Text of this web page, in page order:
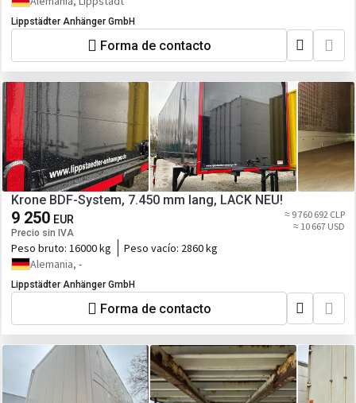
Lippstädter Anhänger GmbH
Forma de contacto
Krone BDF-System, 7.450 mm lang, LACK NEU!
9 250 EUR
Precio sin IVA
≈ 9 760 692 CLP
≈ 10 667 USD
Peso bruto: 16000 kg Peso vacío: 2860 kg
Alemania, -
Lippstädter Anhänger GmbH
Forma de contacto